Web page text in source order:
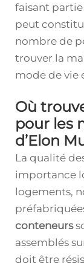
faisant partie
peut
nombre de
trouver la
mode de vie
Où
pour les
d’Elon
La qualité
importance
logements,
conteneurs
assemblés
doit être